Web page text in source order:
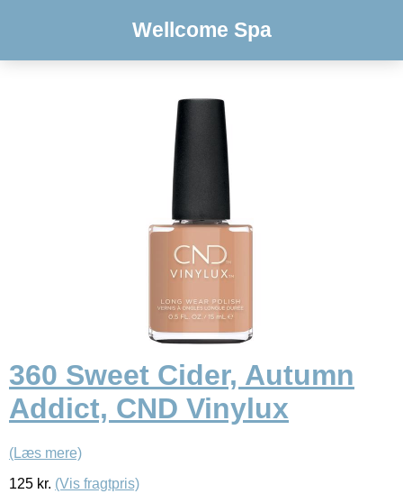
Wellcome Spa
360 Sweet Cider, Autumn
Addict, CND Vinylux
(Læs mere)
125 kr. (Vis fragtpris)